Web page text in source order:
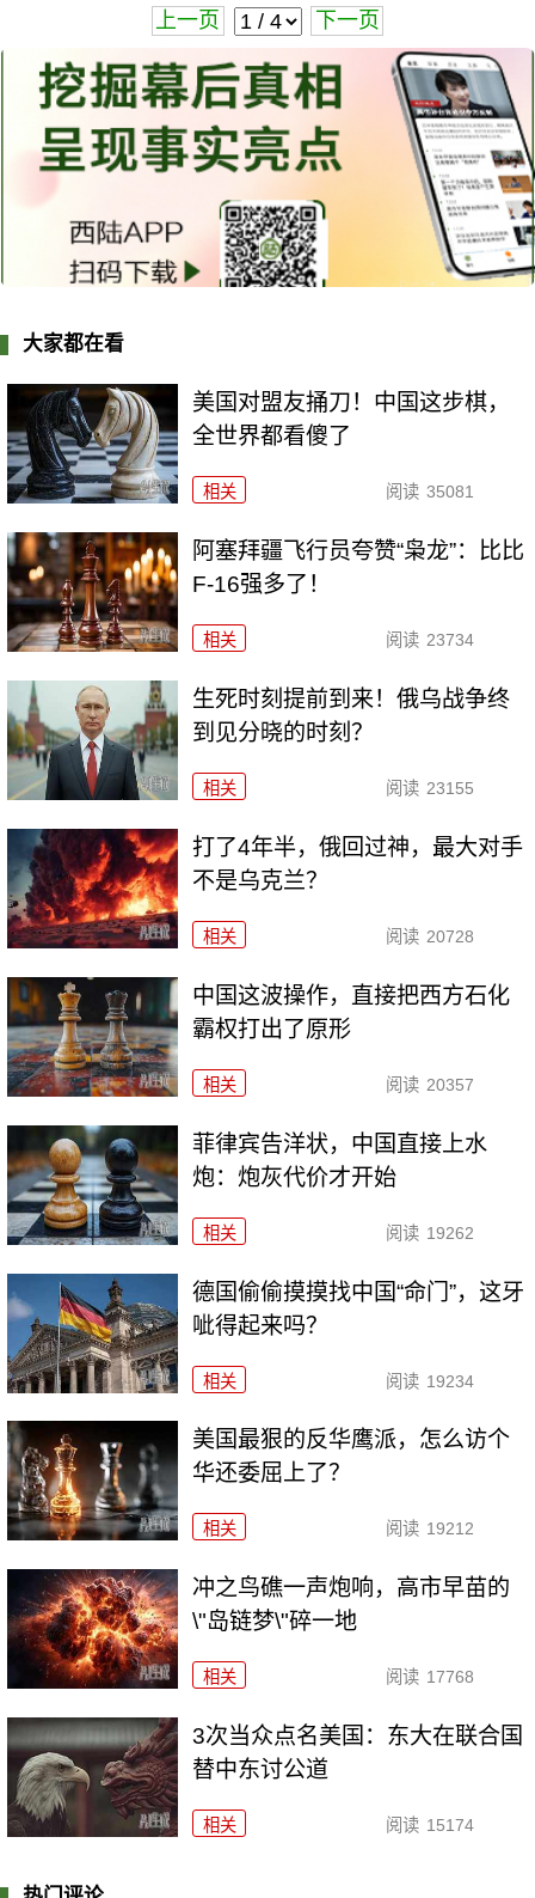
上一页 下一页
大家都在看
美国对盟友捅刀！中国这步棋，
全世界都看傻了
相关 阅读 35081
阿塞拜疆飞行员夸赞“枭龙”：比比
F-16强多了！
相关 阅读 23734
生死时刻提前到来！俄乌战争终
到见分晓的时刻？
相关 阅读 23155
打了4年半，俄回过神，最大对手
不是乌克兰？
相关 阅读 20728
中国这波操作，直接把西方石化
霸权打出了原形
相关 阅读 20357
菲律宾告洋状，中国直接上水
炮：炮灰代价才开始
相关 阅读 19262
德国偷偷摸摸找中国“命门”，这牙
呲得起来吗？
相关 阅读 19234
美国最狠的反华鹰派，怎么访个
华还委屈上了？
相关 阅读 19212
冲之鸟礁一声炮响，高市早苗的
\"岛链梦\"碎一地
相关 阅读 17768
3次当众点名美国：东大在联合国
替中东讨公道
相关 阅读 15174